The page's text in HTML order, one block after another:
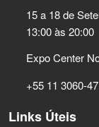
15 a 18 de
13:00 às 20:00
Expo Center
+55 11 3060-
Links Úteis